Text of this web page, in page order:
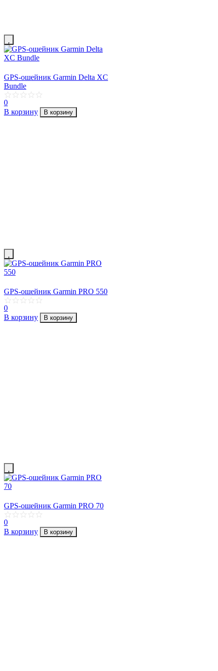
GPS-ошейник Garmin Delta XC
Bundle
0
В корзину
В корзину
GPS-ошейник Garmin PRO 550
0
В корзину
В корзину
GPS-ошейник Garmin PRO 70
0
В корзину
В корзину